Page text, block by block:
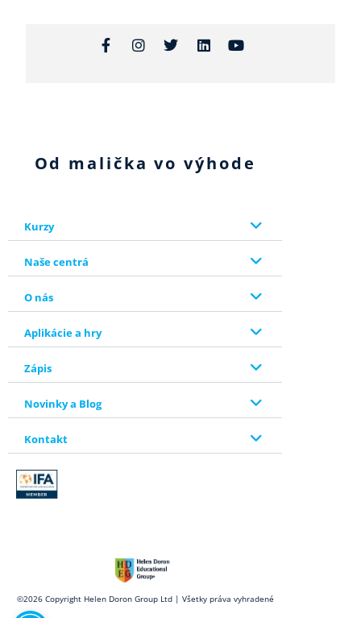
Od malička vo výhode
Kurzy
Naše centrá
O nás
Aplikácie a hry
Zápis
Novinky a Blog
Kontakt
©2026 Copyright Helen Doron Group Ltd | Všetky práva vyhradené